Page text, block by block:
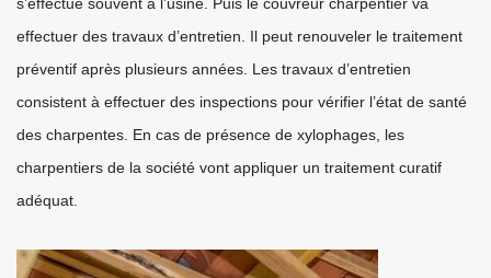
effectuer des travaux d’entretien. Il peut renouveler le traitement
préventif après plusieurs années. Les travaux d’entretien
consistent à effectuer des inspections pour vérifier l’état de santé
des charpentes. En cas de présence de xylophages, les
charpentiers de la société vont appliquer un traitement curatif
adéquat.